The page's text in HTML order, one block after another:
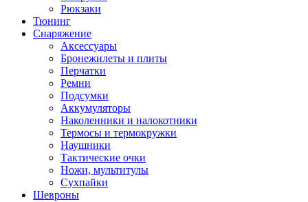
Рюкзаки
Тюнинг
Снаряжение
Аксессуары
Бронежилеты и плиты
Перчатки
Ремни
Подсумки
Аккумуляторы
Наколенники и налокотники
Термосы и термокружки
Наушники
Тактические очки
Ножи, мультитулы
Сухпайки
Шевроны